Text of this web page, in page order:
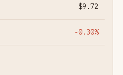
$9.72
-0.30%